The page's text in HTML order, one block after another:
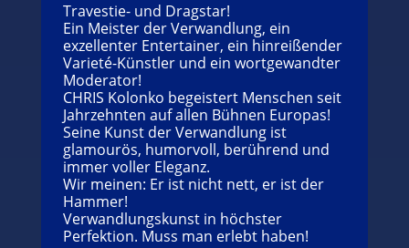
Travestie- und Dragstar!
Ein Meister der Verwandlung, ein
exzellenter Entertainer, ein hinreißender
Varieté-Künstler und ein wortgewandter
Moderator!
CHRIS Kolonko begeistert Menschen seit
Jahrzehnten auf allen Bühnen Europas!
Seine Kunst der Verwandlung ist
glamourös, humorvoll, berührend und
immer voller Eleganz.
Wir meinen: Er ist nicht nett, er ist der
Hammer!
Verwandlungskunst in höchster
Perfektion. Muss man erlebt haben!